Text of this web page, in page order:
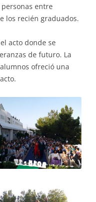
entre
los recién graduados.
acto donde se
de futuro. La
ofreció una